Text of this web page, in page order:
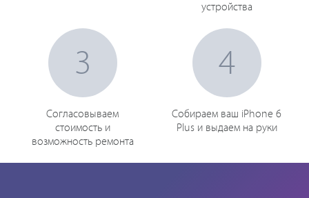
устройства
3
Согласовываем
стоимость и
возможность ремонта
4
Собираем ваш iPhone 6
Plus и выдаем на руки